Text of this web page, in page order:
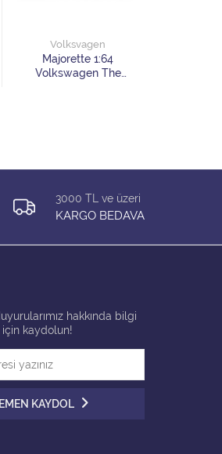
Volksvagen
Majorette 1:64
Volkswagen The
3000 TL ve üzeri
KARGO BEDAVA
hakkında bilgi
kaydolun!
KAYDOL